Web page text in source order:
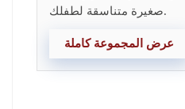
صغيرة متناسقة لطفلك.
عرض المجموعة كاملة